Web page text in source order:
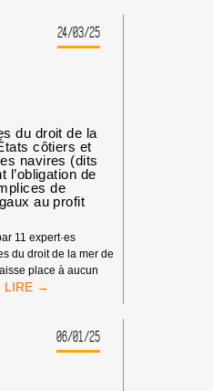
24/03/25
du droit de la
côtiers et
navires (dits
l’obligation de
de
au profit
11 expert·es
du droit de la mer de
place à aucun
LES
06/01/25